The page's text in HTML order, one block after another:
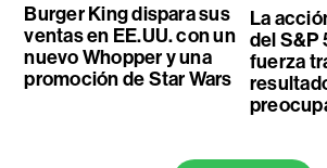
Burger King dispara sus
ventas en EE.UU. con un
nuevo Whopper y una
promoción de Star Wars
La
del S&P
fuerza